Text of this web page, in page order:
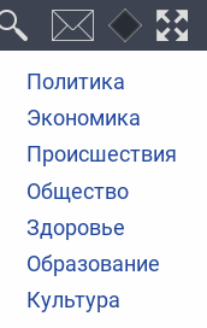
Политика
Экономика
Происшествия
Общество
Здоровье
Образование
Культура